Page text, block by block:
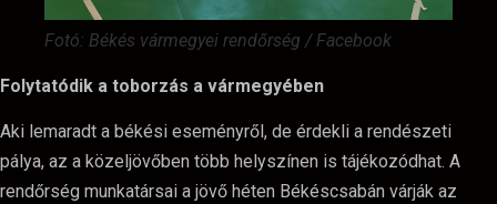
Fotó: Békés vármegyei rendőrség / Facebook
Folytatódik a toborzás a vármegyében
Aki lemaradt a békési eseményről, de érdekli a rendészeti
pálya, az a közeljövőben több helyszínen is tájékozódhat. A
rendőrség munkatársai a jövő héten Békéscsabán várják az